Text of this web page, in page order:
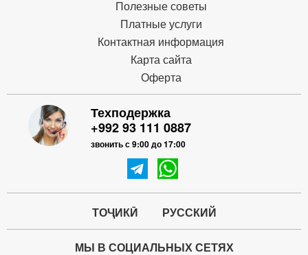
Полезные советы
Платные услуги
Контактная информация
Карта сайта
Оферта
Техподержка
+992 93 111 0887
звонить с 9:00 до 17:00
ТОҶИКӢ РУССКИЙ
МЫ В СОЦИАЛЬНЫХ СЕТЯХ